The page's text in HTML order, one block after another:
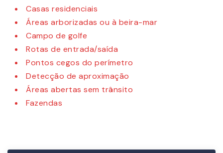
Casas residenciais
Áreas arborizadas ou à beira-mar
Campo de golfe
Rotas de entrada/saída
Pontos cegos do perímetro
Detecção de aproximação
Áreas abertas sem trânsito
Fazendas